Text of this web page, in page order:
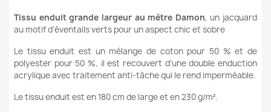
Tissu enduit grande largeur au mètre Damon, un jacquard
au motif d'éventails verts pour un aspect chic et sobre
Le tissu enduit est un mélange de coton pour 50 % et de
polyester pour 50 %, il est recouvert d’une double enduction
acrylique avec traitement anti-tâche qui le rend imperméable.
Le tissu enduit est en 180 cm de large et en 230 g/m².